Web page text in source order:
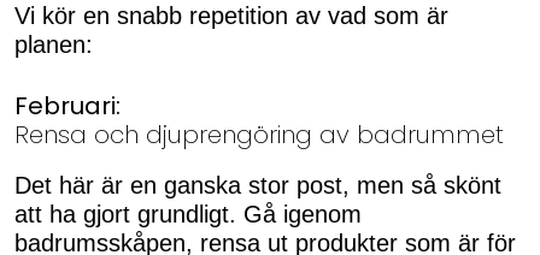
Vi kör en snabb repetition av vad som är
planen:
Februari:
Rensa och djuprengöring av badrummet
Det här är en ganska stor post, men så skönt
att ha gjort grundligt. Gå igenom
badrumsskåpen, rensa ut produkter som är för